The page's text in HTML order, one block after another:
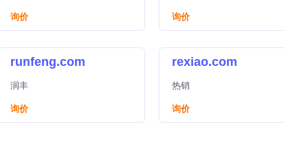
询价 询价
runfeng.com
润丰
询价
rexiao.com
热销
询价